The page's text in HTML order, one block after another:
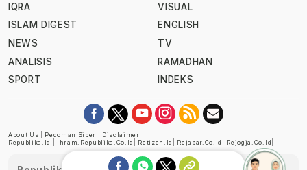
IQRA
ISLAM DIGEST
NEWS
ANALISIS
SPORT
VISUAL
ENGLISH
TV
RAMADHAN
INDEKS
About Us Pedoman Siber
Disclaimer
Republika.id
Ihram.republika.co.id Retizen.id Rejabar.co.id Rejogja.co.id